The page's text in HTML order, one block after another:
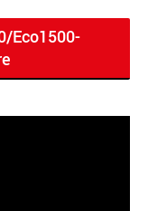
Eco1500-